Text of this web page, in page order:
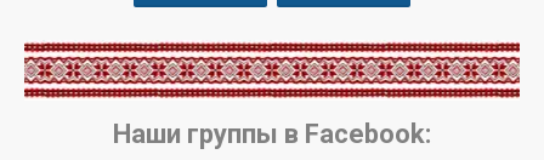
.
Наши группы в Facebook: